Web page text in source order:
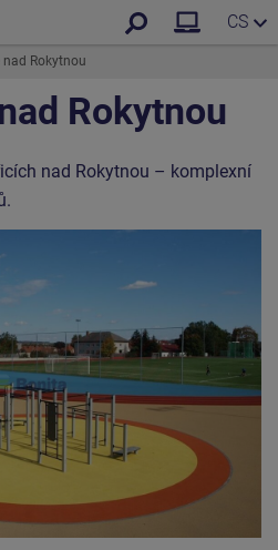
CS
Rokytnou
Rokytnou
nad Rokytnou – komplexní